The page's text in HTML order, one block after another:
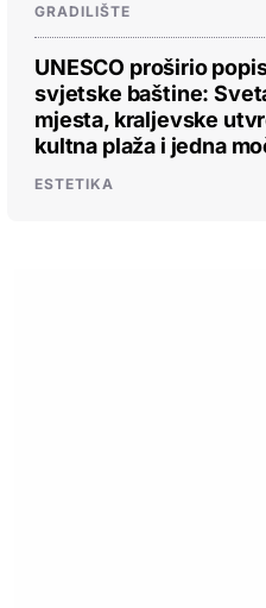
GRADILIŠTE
UNESCO proširio
svjetske baštine:
mjesta, kraljevske
kultna plaža i jedna
ESTETIKA